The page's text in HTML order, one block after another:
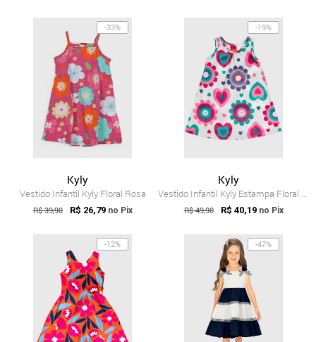
-33%
Kyly
Vestido Infantil Kyly Floral Rosa
R$ 39,90 R$ 26,79 no Pix
-19%
Kyly
Vestido Infantil Kyly Estampa Floral Branco
R$ 49,90 R$ 40,19 no Pix
-12% -47%